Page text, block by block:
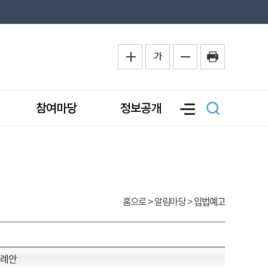
가
참여마당 정보공개
홈으로> 알림마당 >입법예고
안